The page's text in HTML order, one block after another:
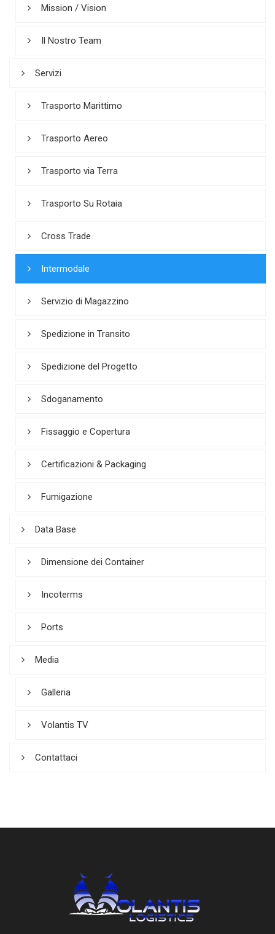
Mission / Vision
Il Nostro Team
Servizi
Trasporto Marittimo
Trasporto Aereo
Trasporto via Terra
Trasporto Su Rotaia
Cross Trade
Intermodale
Servizio di Magazzino
Spedizione in Transito
Spedizione del Progetto
Sdoganamento
Fissaggio e Copertura
Certificazioni & Packaging
Fumigazione
Data Base
Dimensione dei Container
Incoterms
Ports
Media
Galleria
Volantis TV
Contattaci